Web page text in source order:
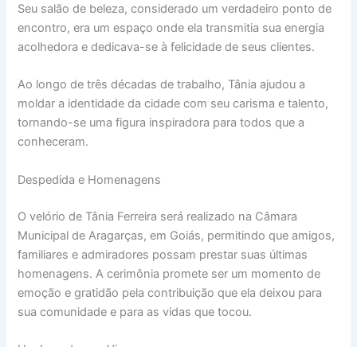
Seu salão de beleza, considerado um verdadeiro ponto de
encontro, era um espaço onde ela transmitia sua energia
acolhedora e dedicava-se à felicidade de seus clientes.
Ao longo de três décadas de trabalho, Tânia ajudou a
moldar a identidade da cidade com seu carisma e talento,
tornando-se uma figura inspiradora para todos que a
conheceram.
Despedida e Homenagens
O velório de Tânia Ferreira será realizado na Câmara
Municipal de Aragarças, em Goiás, permitindo que amigos,
familiares e admiradores possam prestar suas últimas
homenagens. A cerimônia promete ser um momento de
emoção e gratidão pela contribuição que ela deixou para
sua comunidade e para as vidas que tocou.